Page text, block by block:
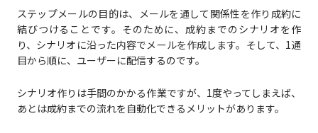
ステップメールの目的は、メールを通して関係性を作り成約に
結びつけることです。そのために、成約までのシナリオを作
り、シナリオに沿った内容でメールを作成します。そして、1通
目から順に、ユーザーに配信するのです。
シナリオ作りは手間のかかる作業ですが、1度やってしまえば、
あとは成約までの流れを自動化できるメリットがあります。